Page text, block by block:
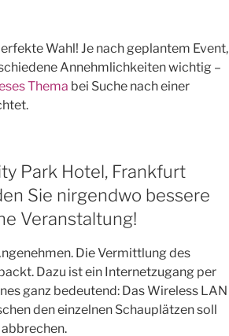
Wahl! Je nach geplantem Event,
Annehmlichkeiten wichtig –
Thema bei Suche nach einer
Park Hotel, Frankfurt
Sie nirgendwo bessere
Veranstaltung!
Die Vermittlung des
Dazu ist ein Internetzugang per
ganz bedeutend: Das Wireless LAN
den einzelnen Schauplätzen soll